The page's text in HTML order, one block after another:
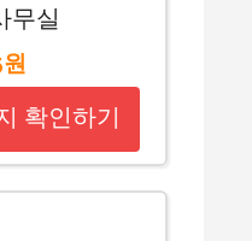
무실
확인하기